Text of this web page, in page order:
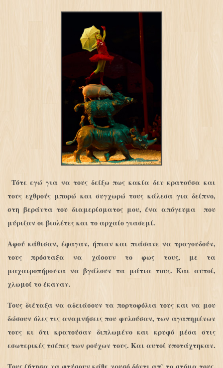
Τότε εγώ για να τους δείξω πως κακία δεν κρατούσα και
τους εχθρούς μπορώ και συγχωρώ τους κάλεσα για δείπνο,
στη βεράντα του διαμερίσματος μου, ένα απόγευμα που
μύριζαν οι βιολέτες και το αρχαίο γιασεμί.
Αφού κάθισαν, έφαγαν, ήπιαν και πιάσανε να τραγουδούν,
τους πρόσταξα να χάσουν το φως τους, με τα
μαχαιροπήρουνα να βγάλουν τα μάτια τους. Και αυτοί,
χλωμοί το έκαναν.
Τους διέταξα να αδειάσουν τα πορτοφόλια τους και να μου
δώσουν όλες τις αναμνήσεις που φυλούσαν, των αγαπημένων
τους κι ότι κρατούσαν διπλωμένο και κρυφό μέσα στις
εσωτερικές τσέπες των ρούχων τους. Και αυτοί υποτάχτηκαν.